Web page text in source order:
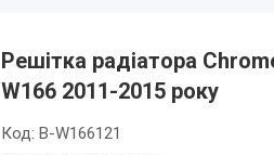
Решітка радіатора
W166 2011-2015 року
Код: B-W166121